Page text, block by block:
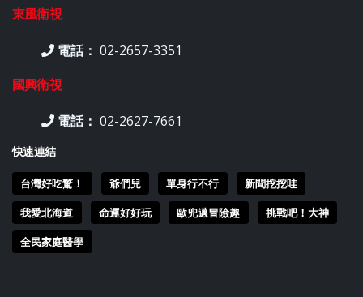
東風衛視
電話： 02-2657-3351
國興衛視
電話： 02-2627-7661
快速連結
台灣好吃驚！ 爺們兒 單身行不行
新聞挖挖哇
我愛北海道
命運好好玩 歐兜邁冒險趣
挑戰吧！大神
全民家庭醫學